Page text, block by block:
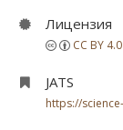
Лицензия
CC BY 4.0
JATS
https://